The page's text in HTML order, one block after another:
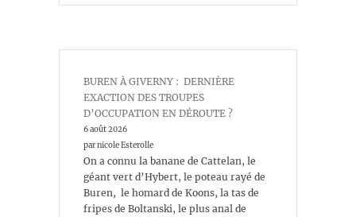
BUREN À GIVERNY : DERNIÈRE
EXACTION DES TROUPES
D’OCCUPATION EN DÉROUTE ?
6 août 2026
par nicole Esterolle
On a connu la banane de Cattelan, le
géant vert d’Hybert, le poteau rayé de
Buren, le homard de Koons, la tas de
fripes de Boltanski, le plus anal de